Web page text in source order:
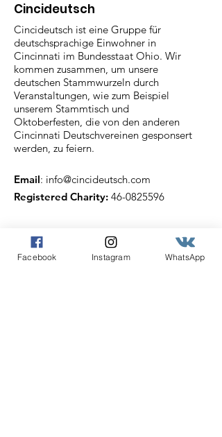
Cincideutsch
Cincideutsch ist eine Gruppe für
deutschsprachige Einwohner in
Cincinnati im Bundesstaat Ohio. Wir
kommen zusammen, um unsere
deutschen Stammwurzeln durch
Veranstaltungen, wie zum Beispiel
unserem Stammtisch und
Oktoberfesten, die von den anderen
Cincinnati Deutschvereinen gesponsert
werden, zu feiern.
Email: info@cincideutsch.com
Registered Charity: 46-0825596
Cincideutsch Newsletter
Facebook Instagram WhatsApp